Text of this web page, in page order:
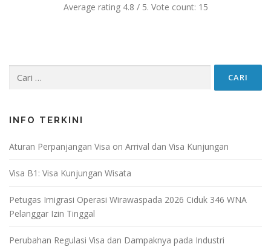
Average rating 4.8 / 5. Vote count: 15
untuk:
INFO TERKINI
Aturan Perpanjangan Visa on Arrival dan Visa Kunjungan
Visa B1: Visa Kunjungan Wisata
Petugas Imigrasi Operasi Wirawaspada 2026 Ciduk 346 WNA
Pelanggar Izin Tinggal
Perubahan Regulasi Visa dan Dampaknya pada Industri